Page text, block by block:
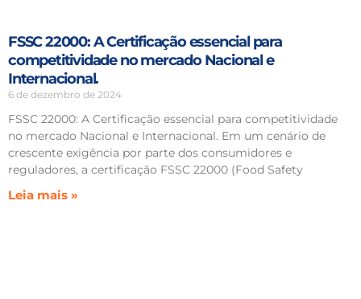
FSSC 22000: A Certificação essencial para
competitividade no mercado Nacional e
Internacional.
6 de dezembro de 2024
FSSC 22000: A Certificação essencial para competitividade
no mercado Nacional e Internacional. Em um cenário de
crescente exigência por parte dos consumidores e
reguladores, a certificação FSSC 22000 (Food Safety
Leia mais »